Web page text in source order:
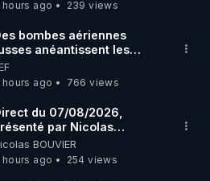
de méditation et
www.envol.app/code
hours ago 239 views
bombes aériennes
anéantissent les
de contrôle de
de 3 brigades
ukrainienne
hours ago
766 views
du 07/08/2026,
par Nicolas
BOUVIER
hours ago
254 views